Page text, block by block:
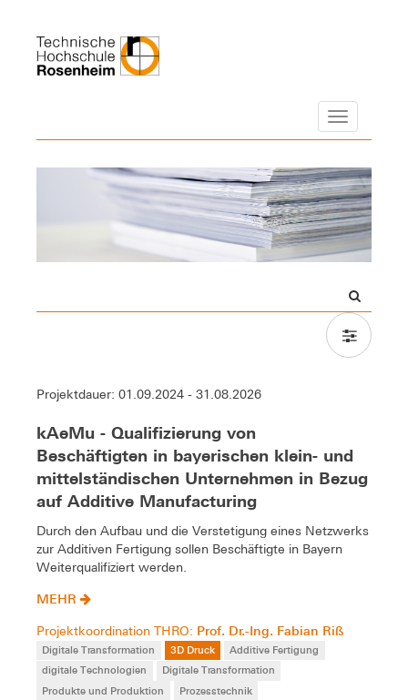
Navigation
Projektdauer: 01.09.2024 - 31.08.2026
kAeMu - Qualifizierung von
Beschäftigten in bayerischen klein- und
mittelständischen Unternehmen in Bezug
auf Additive Manufacturing
Durch den Aufbau und die Verstetigung eines Netzwerks
zur Additiven Fertigung sollen Beschäftigte in Bayern
Weiterqualifiziert werden.
MEHR
Projektkoordination THRO: Prof. Dr.-Ing. Fabian Riß
Digitale Transformation 3D Druck
Additive Fertigung
digitale Technologien
Digitale Transformation
Produkte und Produktion
Prozesstechnik